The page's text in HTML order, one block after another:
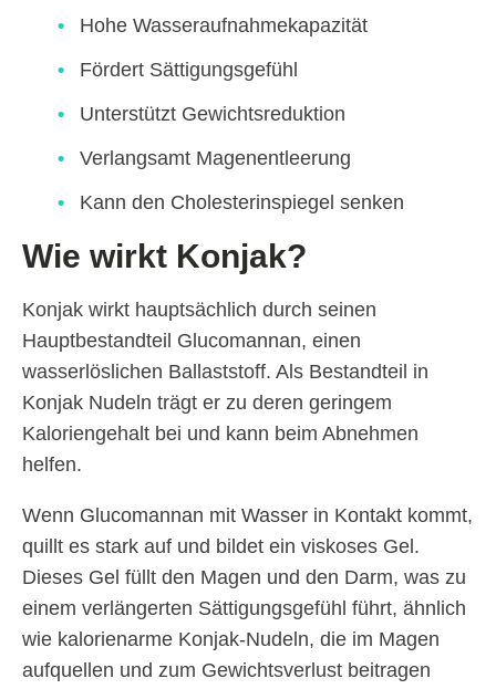
Hohe Wasseraufnahmekapazität
Fördert Sättigungsgefühl
Unterstützt Gewichtsreduktion
Verlangsamt Magenentleerung
Kann den Cholesterinspiegel senken
Wie wirkt Konjak?
Konjak wirkt hauptsächlich durch seinen
Hauptbestandteil Glucomannan, einen
wasserlöslichen Ballaststoff. Als Bestandteil in
Konjak Nudeln trägt er zu deren geringem
Kaloriengehalt bei und kann beim Abnehmen
helfen.
Wenn Glucomannan mit Wasser in Kontakt kommt,
quillt es stark auf und bildet ein viskoses Gel.
Dieses Gel füllt den Magen und den Darm, was zu
einem verlängerten Sättigungsgefühl führt, ähnlich
wie kalorienarme Konjak-Nudeln, die im Magen
aufquellen und zum Gewichtsverlust beitragen